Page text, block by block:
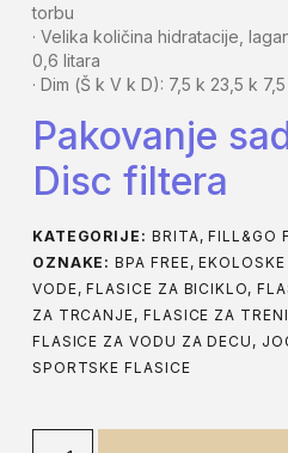
torbu
· Velika količina hidratacije,
0,6 litara
· Dim (Š k V k D): 7,5 k 23,5 k
Pakovanje
Disc filtera
KATEGORIJE: BRITA,FILL&GO
OZNAKE:BPA FREE,
VODE,FLASICE ZA BICIKLO,
ZA TRCANJE, FLASICE ZA
FLASICE ZA VODU ZA DECU ,
SPORTSKE FLASICE